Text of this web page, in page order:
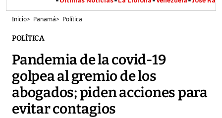
Inicio> Panamá> Política
POLÍTICA
Pandemia de la covid-19
golpea al gremio de los
abogados; piden acciones para
evitar contagios